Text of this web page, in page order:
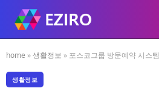
home »생활정보 » 포스코그룹 방문예약 시스
생활정보